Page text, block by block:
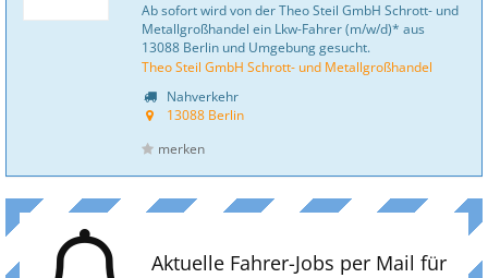
Ab sofort wird von der Theo Steil GmbH Schrott- und
Metallgroßhandel ein Lkw-Fahrer (m/w/d)* aus
13088 Berlin und Umgebung gesucht.
Theo Steil GmbH Schrott- und Metallgroßhandel
Nahverkehr
13088 Berlin
merken
Aktuelle Fahrer-Jobs per Mail für